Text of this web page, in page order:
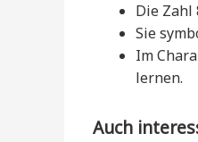
Die Zahl
Sie
Im
lernen.
Auch